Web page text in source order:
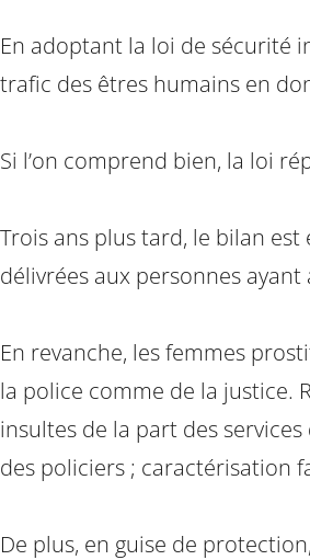
En adoptant la loi de sécurité
trafic des êtres humains en
Si l’on comprend bien, la loi
Trois ans plus tard, le bilan
délivrées aux personnes
En revanche, les femmes
la police comme de la justice.
insultes de la part des
des policiers ; caractérisation
De plus, en guise de